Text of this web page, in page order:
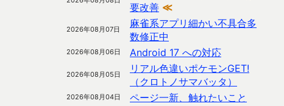
要改善 ≪
2026年08月07日
麻雀系アプリ細かい不具合多
数修正中
2026年08月06日 Android 17 への対応
2026年08月05日
リアル色違いポケモンGET!
（クロトノサマバッタ）
2026年08月04日 ページ一新、触れたいこと